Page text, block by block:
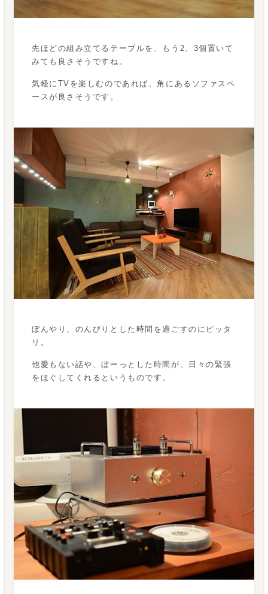
先ほどの組み立てるテーブルを、もう2、3個置いて
みても良さそうですね。
気軽にTVを楽しむのであれば、角にあるソファスペ
ースが良さそうです。
ぼんやり、のんびりとした時間を過ごすのにピッタ
リ。
他愛もない話や、ぼーっとした時間が、日々の緊張
をほぐしてくれるというものです。